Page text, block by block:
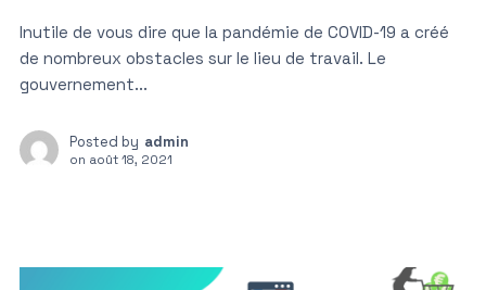
Inutile de vous dire que la pandémie de COVID-19 a créé
de nombreux obstacles sur le lieu de travail. Le
gouvernement...
Posted by admin
on août 18, 2021